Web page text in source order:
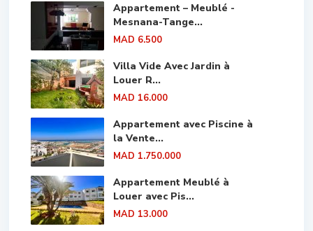
Appartement – Meublé -
Mesnana-Tange...
MAD 6.500
Villa Vide Avec Jardin à
Louer R...
MAD 16.000
Appartement avec Piscine à
la Vente...
MAD 1.750.000
Appartement Meublé à
Louer avec Pis...
MAD 13.000